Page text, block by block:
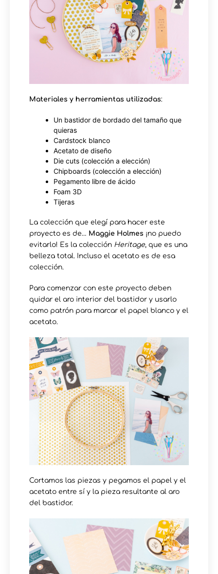
Materiales y herramientas utilizadas:
Un bastidor de bordado del tamaño que
quieras
Cardstock blanco
Acetato de diseño
Die cuts (colección a elección)
Chipboards (colección a elección)
Pegamento libre de ácido
Foam 3D
Tijeras
La colección que elegí para hacer este
proyecto es de… Maggie Holmes ¡no puedo
evitarlo! Es la colección Heritage, que es una
belleza total. Incluso el acetato es de esa
colección.
Para comenzar con este proyecto deben
quidar el aro interior del bastidor y usarlo
como patrón para marcar el papel blanco y el
acetato.
Cortamos las piezas y pegamos el papel y el
acetato entre sí y la pieza resultante al aro
del bastidor.